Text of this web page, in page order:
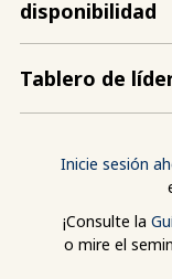
disponibilidad
Tablero de
Inicie sesión
¡Consulte la
o mire el